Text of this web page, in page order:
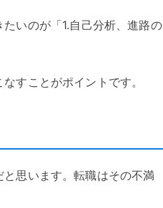
いのが「1.自己分析、進路の
すことがポイントです。
思います。転職はその不満